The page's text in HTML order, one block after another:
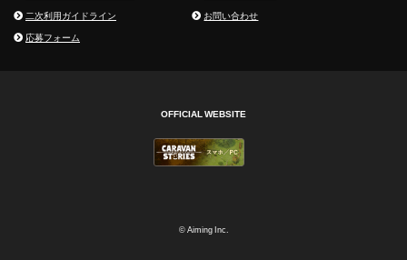
二次利用ガイドライン
お問い合わせ
応募フォーム
OFFICIAL WEBSITE
© Aiming Inc.